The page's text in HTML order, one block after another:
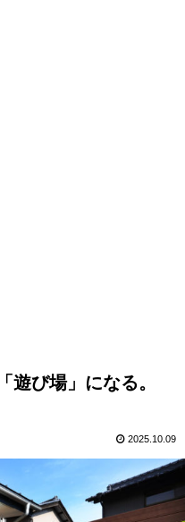
遊び場」になる。
2025.10.09